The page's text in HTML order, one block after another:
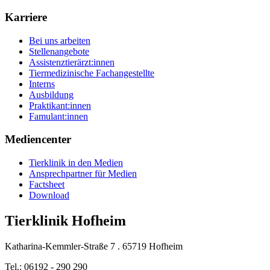
Karriere
Bei uns arbeiten
Stellenangebote
Assistenztierärzt:innen
Tiermedizinische Fachangestellte
Interns
Ausbildung
Praktikant:innen
Famulant:innen
Mediencenter
Tierklinik in den Medien
Ansprechpartner für Medien
Factsheet
Download
Tierklinik Hofheim
Katharina-Kemmler-Straße 7 . 65719 Hofheim
Tel.: 06192 - 290 290